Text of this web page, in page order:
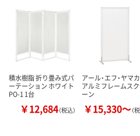
数量
積水樹脂 折り畳み式パ
ーテーション ホワイト
PO-1 1台
￥12,684（税込）
アール・エフ・ヤマ
アルミフレームスク
ーン
￥15,330～（